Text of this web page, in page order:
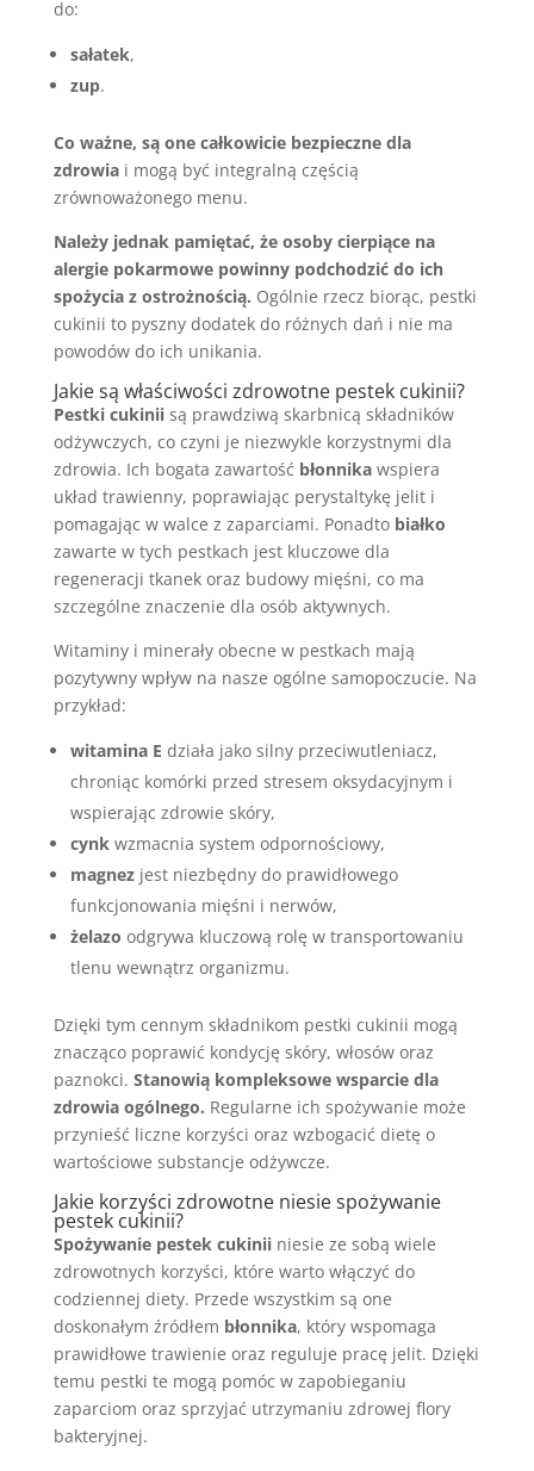
do:
sałatek,
zup.
Co ważne, są one całkowicie bezpieczne dla
zdrowiai mogą być integralną częścią
zrównoważonego menu.
Należy jednak pamiętać, że osoby cierpiące na
alergie pokarmowe powinny podchodzić do ich
spożycia z ostrożnością. Ogólnie rzecz biorąc, pestki
cukinii to pyszny dodatek do różnych dań i nie ma
powodów do ich unikania.
Jakie są właściwości zdrowotne pestek cukinii?
Pestki cukiniisą prawdziwą skarbnicą składników
odżywczych, co czyni je niezwykle korzystnymi dla
zdrowia. Ich bogata zawartość błonnikawspiera
układ trawienny, poprawiając perystaltykę jelit i
pomagając w walce z zaparciami. Ponadto białko
zawarte w tych pestkach jest kluczowe dla
regeneracji tkanek oraz budowy mięśni, co ma
szczególne znaczenie dla osób aktywnych.
Witaminy i minerały obecne w pestkach mają
pozytywny wpływ na nasze ogólne samopoczucie. Na
przykład:
witamina E działa jako silny przeciwutleniacz,
chroniąc komórki przed stresem oksydacyjnym i
wspierając zdrowie skóry,
cynkwzmacnia system odpornościowy,
magnezjest niezbędny do prawidłowego
funkcjonowania mięśni i nerwów,
żelazo odgrywa kluczową rolę w transportowaniu
tlenu wewnątrz organizmu.
Dzięki tym cennym składnikom pestki cukinii mogą
znacząco poprawić kondycję skóry, włosów oraz
paznokci. Stanowią kompleksowe wsparcie dla
zdrowia ogólnego. Regularne ich spożywanie może
przynieść liczne korzyści oraz wzbogacić dietę o
wartościowe substancje odżywcze.
Jakie korzyści zdrowotne niesie spożywanie
pestek cukinii?
Spożywanie pestek cukiniiniesie ze sobą wiele
zdrowotnych korzyści, które warto włączyć do
codziennej diety. Przede wszystkim są one
doskonałym źródłem błonnika, który wspomaga
prawidłowe trawienie oraz reguluje pracę jelit. Dzięki
temu pestki te mogą pomóc w zapobieganiu
zaparciom oraz sprzyjać utrzymaniu zdrowej flory
bakteryjnej.